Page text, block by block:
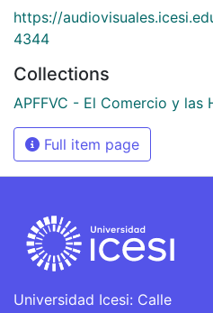
https://
4344
Collections
APFFVC - El Comercio y las
Full item page
Universidad Icesi: Calle